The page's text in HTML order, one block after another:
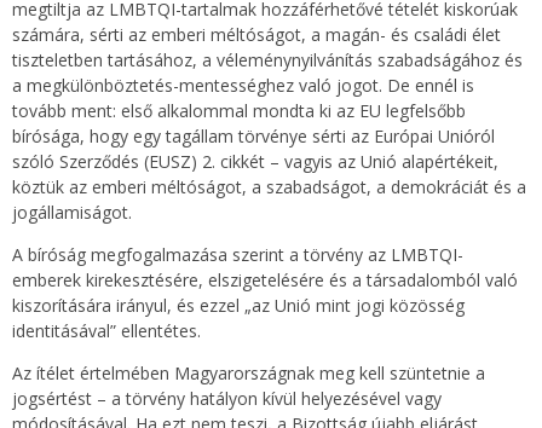
megtiltja az LMBTQI-tartalmak hozzáférhetővé tételét kiskorúak
számára, sérti az emberi méltóságot, a magán- és családi élet
tiszteletben tartásához, a véleménynyilvánítás szabadságához és
a megkülönböztetés-mentességhez való jogot. De ennél is
tovább ment: első alkalommal mondta ki az EU legfelsőbb
bírósága, hogy egy tagállam törvénye sérti az Európai Unióról
szóló Szerződés (EUSZ) 2. cikkét – vagyis az Unió alapértékeit,
köztük az emberi méltóságot, a szabadságot, a demokráciát és a
jogállamiságot.
A bíróság megfogalmazása szerint a törvény az LMBTQI-
emberek kirekesztésére, elszigetelésére és a társadalomból való
kiszorítására irányul, és ezzel „az Unió mint jogi közösség
identitásával” ellentétes.
Az ítélet értelmében Magyarországnak meg kell szüntetnie a
jogsértést – a törvény hatályon kívül helyezésével vagy